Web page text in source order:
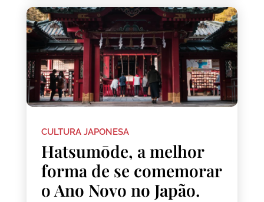
CULTURA JAPONESA
Hatsumōde, a melhor
forma de se comemorar
o Ano Novo no Japão.